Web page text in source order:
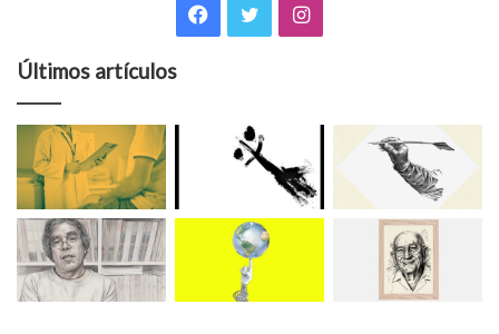
Facebook
TwitterInstagram
Últimos artículos